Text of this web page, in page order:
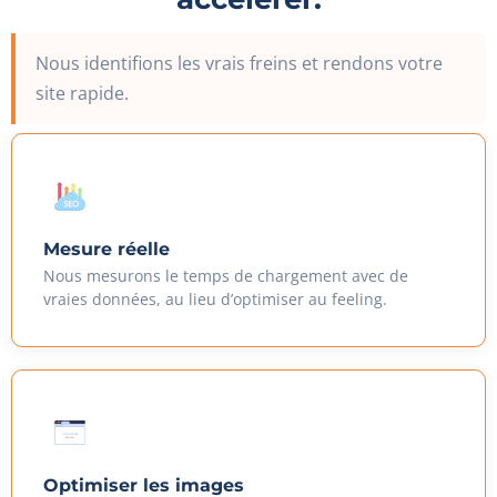
Nous identifions les vrais freins et rendons votre
site rapide.
Mesure réelle
Nous mesurons le temps de chargement avec de
vraies données, au lieu d’optimiser au feeling.
Optimiser les images